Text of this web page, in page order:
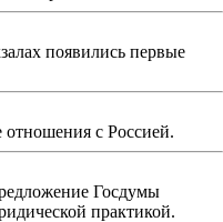
появились первые
отношения с Россией.
Госдумы
практикой.